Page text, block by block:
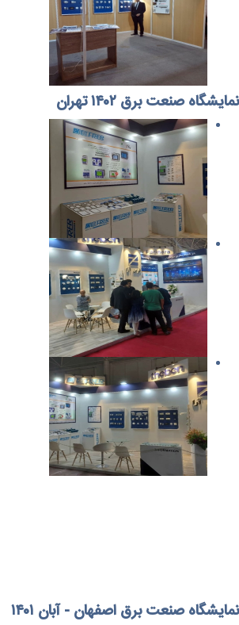
نمایشگاه صنعت برق ۱۴۰۲ تهران
نمایشگاه صنعت برق اصفهان - آبان ۱۴۰۱